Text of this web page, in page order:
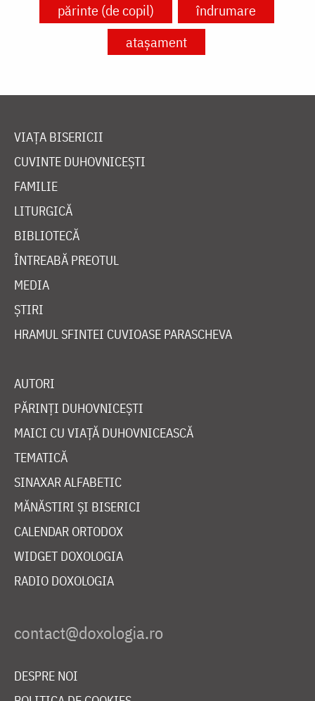
părinte (de copil)
îndrumare
atașament
VIAȚA BISERICII
CUVINTE DUHOVNICEȘTI
FAMILIE
LITURGICĂ
BIBLIOTECĂ
ÎNTREABĂ PREOTUL
MEDIA
ȘTIRI
HRAMUL SFINTEI CUVIOASE PARASCHEVA
AUTORI
PĂRINȚI DUHOVNICEȘTI
MAICI CU VIAȚĂ DUHOVNICEASCĂ
TEMATICĂ
SINAXAR ALFABETIC
MĂNĂSTIRI ȘI BISERICI
CALENDAR ORTODOX
WIDGET DOXOLOGIA
RADIO DOXOLOGIA
DESPRE NOI